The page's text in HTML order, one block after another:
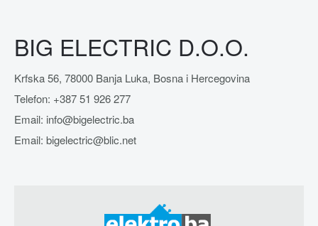
BIG ELECTRIC D.O.O.
Krfska 56, 78000 Banja Luka, Bosna i Hercegovina
Telefon: +387 51 926 277
Email: info@bigelectric.ba
Email: bigelectric@blic.net